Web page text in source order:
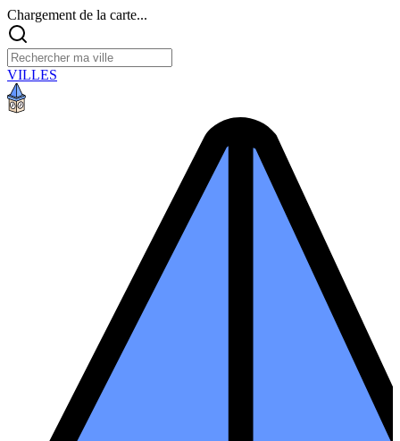
Chargement de la carte...
VILLES